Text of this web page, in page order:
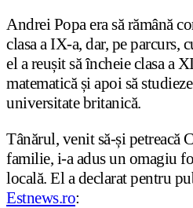
Andrei Popa era să rămână
clasa a IX-a, dar, pe
el a reușit să încheie clasa a
matematică și apoi să
universitate britanică.
Tânărul, venit să-și petreacă
familie, i-a adus un omagiu
locală. El a declarat pentru
Estnews.ro: